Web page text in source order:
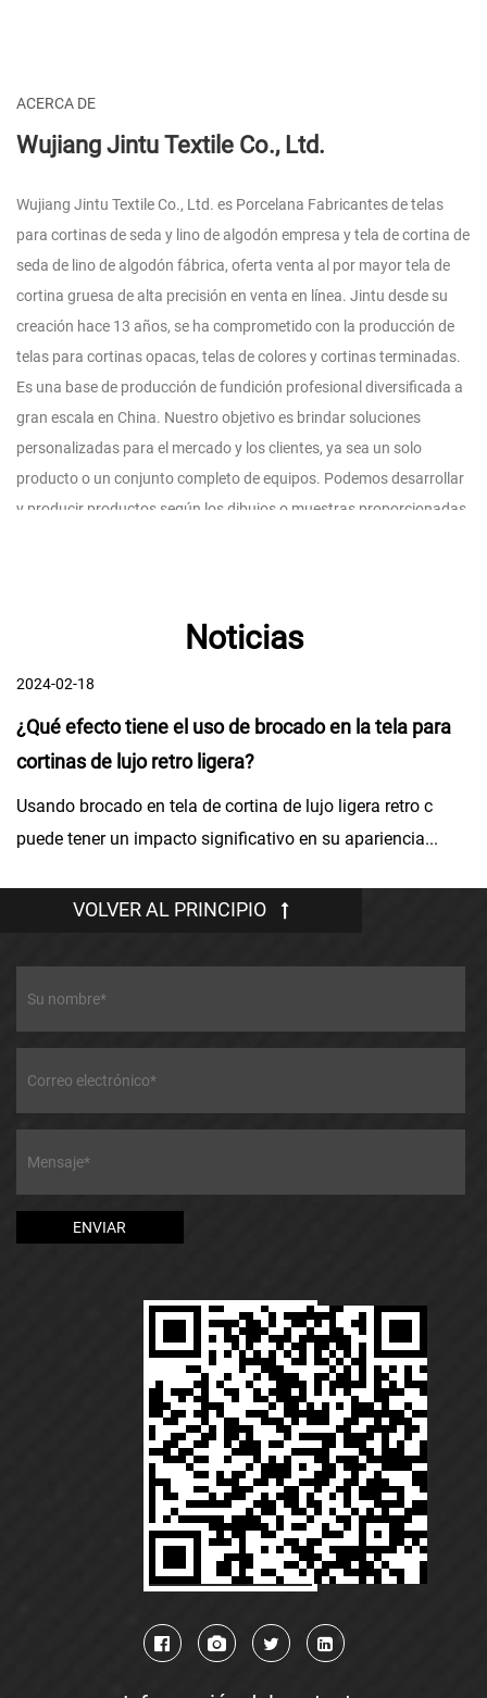
ACERCA DE
Wujiang Jintu Textile Co., Ltd.
Wujiang Jintu Textile Co., Ltd. es Porcelana Fabricantes de telas
para cortinas de seda y lino de algodón empresa ytela de cortina de
seda de lino de algodón fábrica, oferta venta al por mayor tela de
cortina gruesa de alta precisión en venta en línea. Jintu desde su
creación hace 13 años, se ha comprometido con la producción de
telas para cortinas opacas, telas de colores y cortinas terminadas.
Es una base de producción de fundición profesional diversificada a
gran escala en China. Nuestro objetivo es brindar soluciones
personalizadas para el mercado y los clientes, ya sea un solo
producto o un conjunto completo de equipos. Podemos desarrollar
y producir productos según los dibujos o muestras proporcionadas
Noticias
2024-02-18
¿Qué efecto tiene el uso de brocado en la tela para
cortinas de lujo retro ligera?
Usando brocado en tela de cortina de lujo ligera retro c
puede tener un impacto significativo en su apariencia...
VOLVER AL PRINCIPIO